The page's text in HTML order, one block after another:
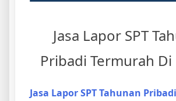
Jasa Lapor SPT
Pribadi Termurah
Jasa Lapor SPT Tahunan